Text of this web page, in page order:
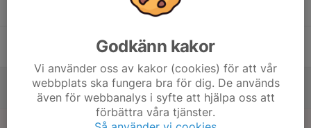
Träning
Campushallen
Träning
Godkänn kakor
Vi använder oss av kakor (cookies) för att vår
webbplats ska fungera bra för dig. De används
även för webbanalys i syfte att hjälpa oss att
förbättra våra tjänster.